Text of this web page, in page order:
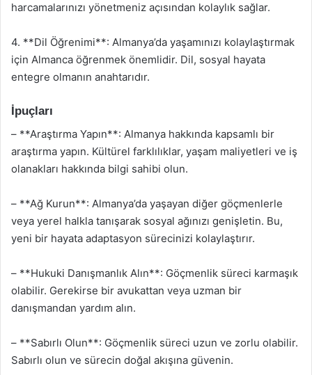
harcamalarınızı yönetmeniz açısından kolaylık sağlar.
4. **Dil Öğrenimi**: Almanya’da yaşamınızı kolaylaştırmak
için Almanca öğrenmek önemlidir. Dil, sosyal hayata
entegre olmanın anahtarıdır.
İpuçları
– **Araştırma Yapın**: Almanya hakkında kapsamlı bir
araştırma yapın. Kültürel farklılıklar, yaşam maliyetleri ve iş
olanakları hakkında bilgi sahibi olun.
– **Ağ Kurun**: Almanya’da yaşayan diğer göçmenlerle
veya yerel halkla tanışarak sosyal ağınızı genişletin. Bu,
yeni bir hayata adaptasyon sürecinizi kolaylaştırır.
– **Hukuki Danışmanlık Alın**: Göçmenlik süreci karmaşık
olabilir. Gerekirse bir avukattan veya uzman bir
danışmandan yardım alın.
– **Sabırlı Olun**: Göçmenlik süreci uzun ve zorlu olabilir.
Sabırlı olun ve sürecin doğal akışına güvenin.